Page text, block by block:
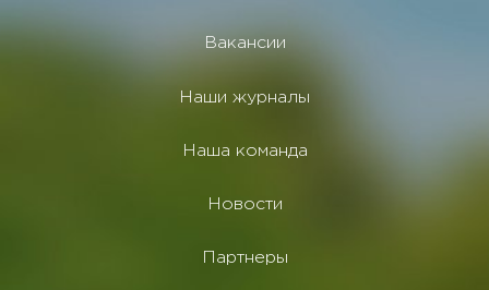
Вакансии
Наши журналы
Наша команда
Новости
Партнеры